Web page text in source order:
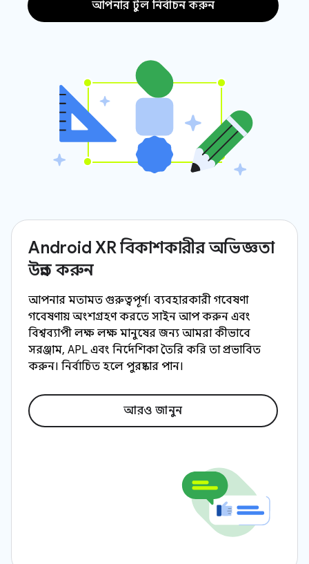
আপনার টুল নির্বাচন করুন
Android XR বিকাশকারীর অভিজ্ঞতা
উন্নত করুন
আপনার মতামত গুরুত্বপূর্ণ। ব্যবহারকারী গবেষণা
গবেষণায় অংশগ্রহণ করতে সাইন আপ করুন এবং
বিশ্বব্যাপী লক্ষ লক্ষ মানুষের জন্য আমরা কীভাবে
সরঞ্জাম, APL এবং নির্দেশিকা তৈরি করি তা প্রভাবিত
করুন। নির্বাচিত হলে পুরষ্কার পান।
আরও জানুন